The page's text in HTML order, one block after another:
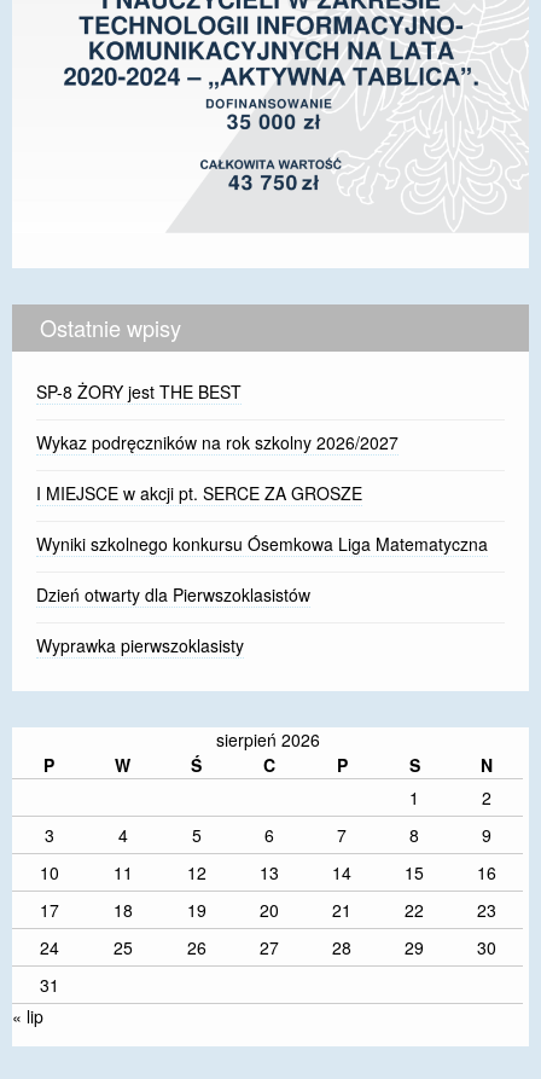
Ostatnie wpisy
SP-8 ŻORY jest THE BEST
Wykaz podręczników na rok szkolny 2026/2027
I MIEJSCE w akcji pt. SERCE ZA GROSZE
Wyniki szkolnego konkursu Ósemkowa Liga Matematyczna
Dzień otwarty dla Pierwszoklasistów
Wyprawka pierwszoklasisty
sierpień 2026
P
W Ś C P S
N
1
2
3
4 5 6 7 8
9
10
11 12 13 14 15
16
17
18 19 20 21 22
23
24
25 26 27 28 29
30
31
« lip